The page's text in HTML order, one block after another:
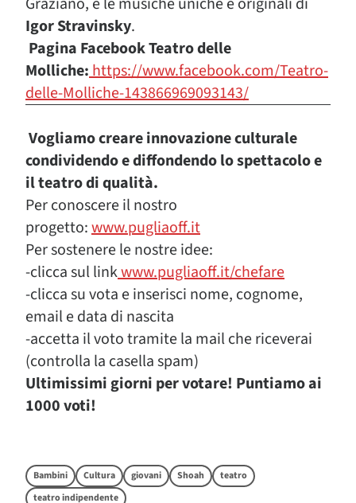
Igor Stravinsky.
Pagina Facebook Teatro delle
Molliche:https://www.facebook.com/Teatro-
delle-Molliche-143866969093143/
Vogliamo creare innovazione culturale
condividendo e diffondendo lo spettacolo e
il teatro di qualità.
Per conoscere il nostro
progetto:www.pugliaoff.it
Per sostenere le nostre idee:
-clicca sul linkwww.pugliaoff.it/chefare
-clicca su vota e inserisci nome, cognome,
email e data di nascita
-accetta il voto tramite la mail che riceverai
(controlla la casella spam)
Ultimissimi giorni per votare! Puntiamo ai
1000 voti!
Bambini Cultura giovani Shoah
teatro
teatro indipendente